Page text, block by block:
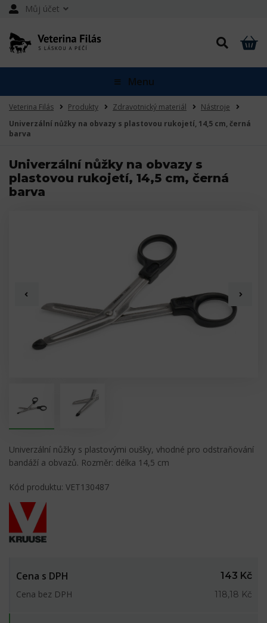
Můj účet
Menu
Veterina Filás Produkty Zdravotnický materiál
Nástroje
Univerzální nůžky na obvazy s plastovou rukojetí, 14,5 cm, černá
barva
Univerzální nůžky na obvazy s
plastovou rukojetí, 14,5 cm, černá
barva
Univerzální nůžky s plastovými oušky, vhodné pro odstraňování
bandáží a obvazů. Rozměr: délka 14,5 cm
Kód produktu: VET130487
Cena s DPH
143 Kč
Cena bez DPH
118,18 Kč